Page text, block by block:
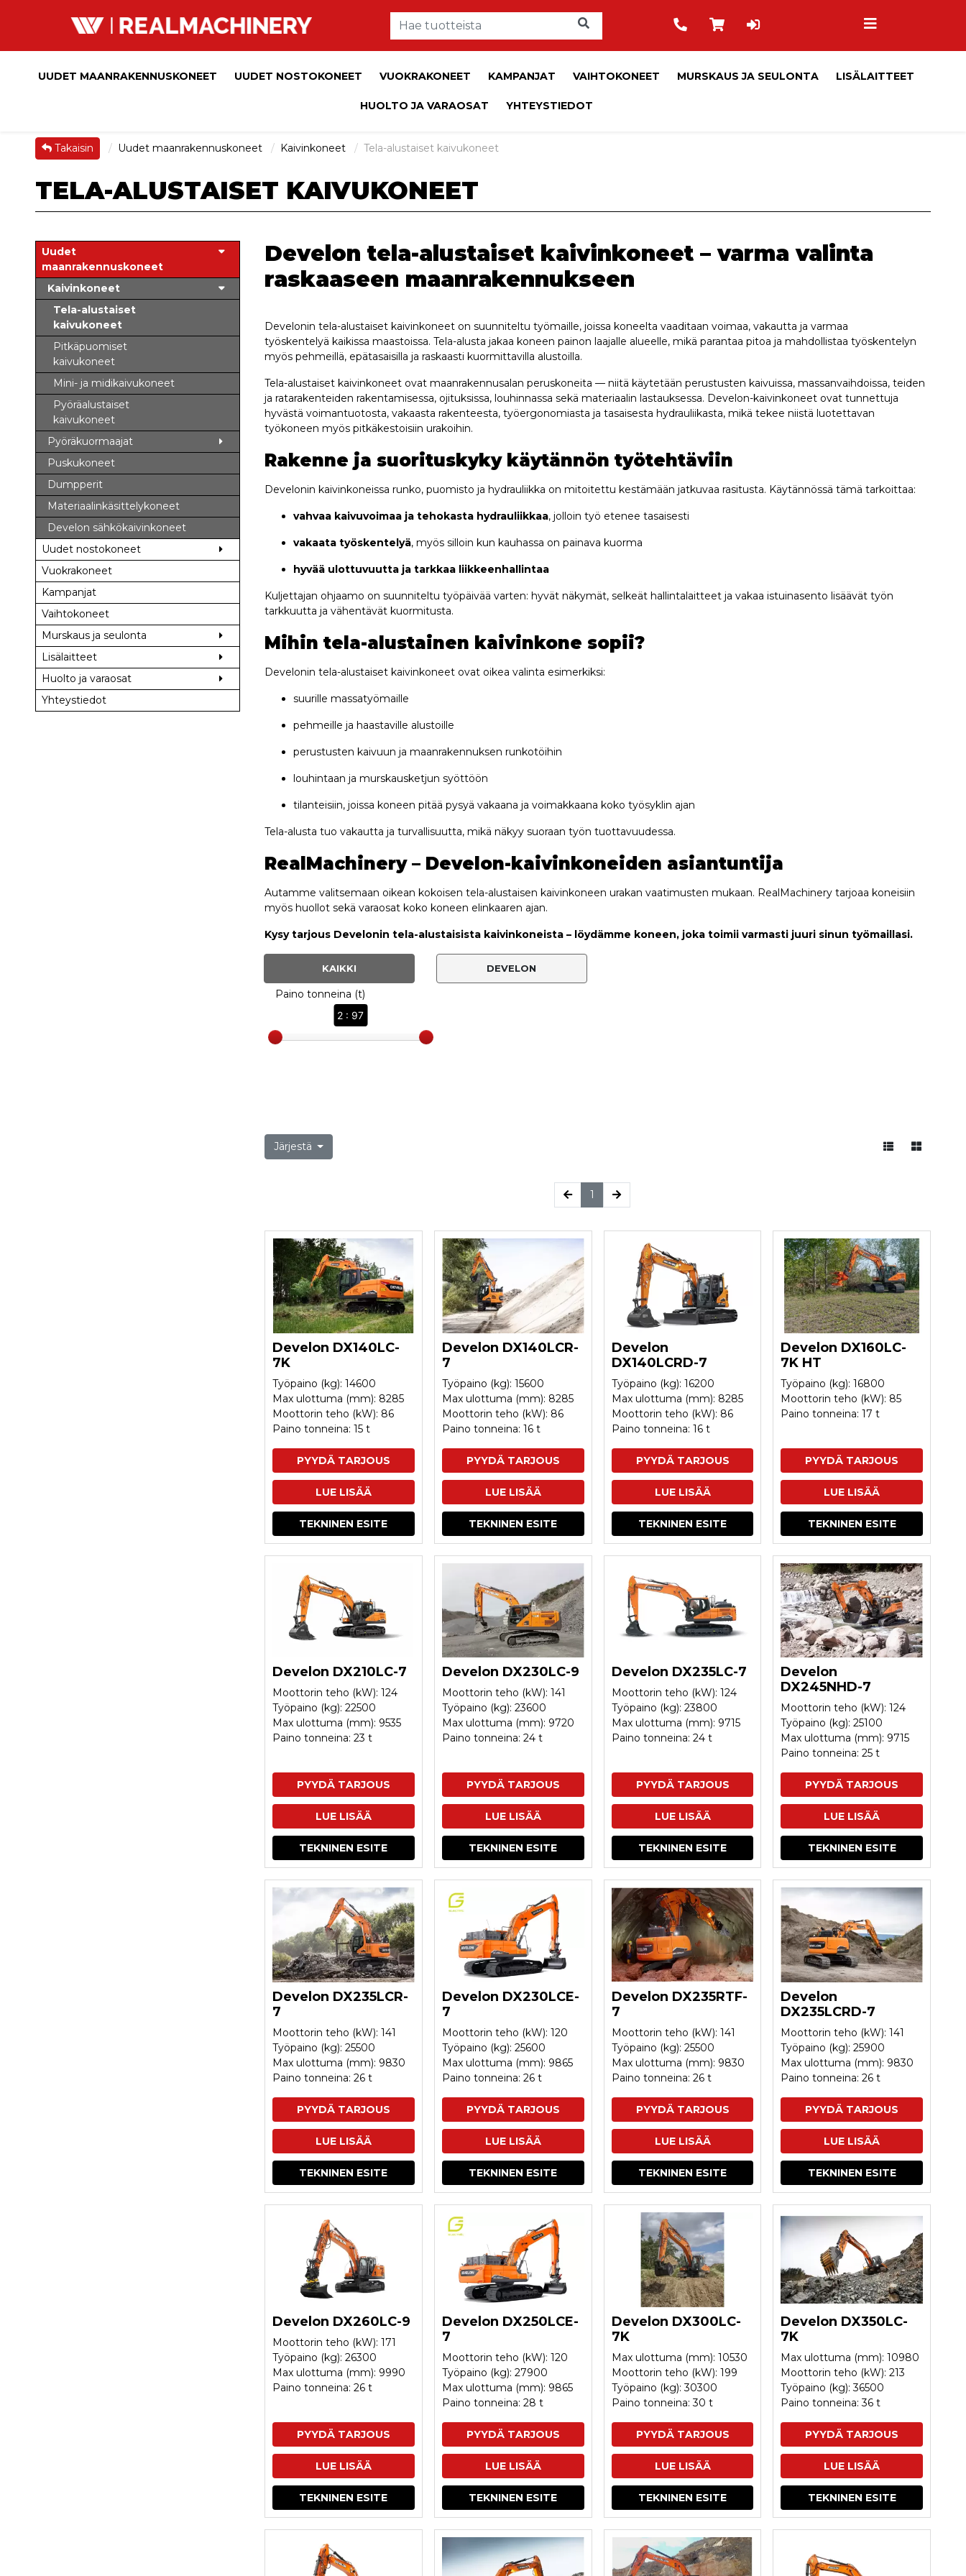
UUDET MAANRAKENNUSKONEET UUDET NOSTOKONEET VUOKRAKONEET KAMPANJAT VAIHTOKONEET MURSKAUS JA SEULONTA LISÄLAITTEET
HUOLTO JA VARAOSAT YHTEYSTIEDOT
Takaisin Uudet maanrakennuskoneet Kaivinkoneet Tela-alustaiset kaivukoneet
TELA-ALUSTAISET KAIVUKONEET
Develon tela-alustaiset kaivinkoneet – varma valinta
raskaaseen maanrakennukseen
Develonin tela-alustaiset kaivinkoneet on suunniteltu työmaille, joissa koneelta vaaditaan voimaa, vakautta ja varmaa
työskentelyä kaikissa maastoissa. Tela-alusta jakaa koneen painon laajalle alueelle, mikä parantaa pitoa ja mahdollistaa työskentelyn
myös pehmeillä, epätasaisilla ja raskaasti kuormittavilla alustoilla.
Tela-alustaiset kaivinkoneet ovat maanrakennusalan peruskoneita — niitä käytetään perustusten kaivuissa, massanvaihdoissa, teiden
ja ratarakenteiden rakentamisessa, ojituksissa, louhinnassa sekä materiaalin lastauksessa. Develon-kaivinkoneet ovat tunnettuja
hyvästä voimantuotosta, vakaasta rakenteesta, työergonomiasta ja tasaisesta hydrauliikasta, mikä tekee niistä luotettavan
työkoneen myös pitkäkestoisiin urakoihin.
Rakenne ja suorituskyky käytännön työtehtäviin
Develonin kaivinkoneissa runko, puomisto ja hydrauliikka on mitoitettu kestämään jatkuvaa rasitusta. Käytännössä tämä tarkoittaa:
vahvaa kaivuvoimaa ja tehokasta hydrauliikkaa, jolloin työ etenee tasaisesti
vakaata työskentelyä, myös silloin kun kauhassa on painava kuorma
hyvää ulottuvuutta ja tarkkaa liikkeenhallintaa
Kuljettajan ohjaamo on suunniteltu työpäivää varten: hyvät näkymät, selkeät hallintalaitteet ja vakaa istuinasento lisäävät työn
tarkkuutta ja vähentävät kuormitusta.
Mihin tela-alustainen kaivinkone sopii?
Develonin tela-alustaiset kaivinkoneet ovat oikea valinta esimerkiksi:
suurille massatyömaille
pehmeille ja haastaville alustoille
perustusten kaivuun ja maanrakennuksen runkotöihin
louhintaan ja murskausketjun syöttöön
tilanteisiin, joissa koneen pitää pysyä vakaana ja voimakkaana koko työsyklin ajan
Tela-alusta tuo vakautta ja turvallisuutta, mikä näkyy suoraan työn tuottavuudessa.
RealMachinery – Develon-kaivinkoneiden asiantuntija
Autamme valitsemaan oikean kokoisen tela-alustaisen kaivinkoneen urakan vaatimusten mukaan. RealMachinery tarjoaa koneisiin
myös huollot sekä varaosat koko koneen elinkaaren ajan.
Kysy tarjous Develonin tela-alustaisista kaivinkoneista – löydämme koneen, joka toimii varmasti juuri sinun työmaillasi.
KAIKKI DEVELON
Paino tonneina (t)
2 : 97
Järjestä
1 (current)
Develon DX140LC-
7K
Työpaino (kg): 14600
Max ulottuma (mm): 8285
Moottorin teho (kW): 86
Paino tonneina: 15 t
PYYDÄ TARJOUS
LUE LISÄÄ
TEKNINEN ESITE
Develon DX140LCR-
7
Työpaino (kg): 15600
Max ulottuma (mm): 8285
Moottorin teho (kW): 86
Paino tonneina: 16 t
PYYDÄ TARJOUS
LUE LISÄÄ
TEKNINEN ESITE
Develon
DX140LCRD-7
Työpaino (kg): 16200
Max ulottuma (mm): 8285
Moottorin teho (kW): 86
Paino tonneina: 16 t
PYYDÄ TARJOUS
LUE LISÄÄ
TEKNINEN ESITE
Develon DX160LC-
7K HT
Työpaino (kg): 16800
Moottorin teho (kW): 85
Paino tonneina: 17 t
PYYDÄ TARJOUS
LUE LISÄÄ
TEKNINEN ESITE
Develon DX210LC-7
Moottorin teho (kW): 124
Työpaino (kg): 22500
Max ulottuma (mm): 9535
Paino tonneina: 23 t
PYYDÄ TARJOUS
LUE LISÄÄ
TEKNINEN ESITE
Develon DX230LC-9
Moottorin teho (kW): 141
Työpaino (kg): 23600
Max ulottuma (mm): 9720
Paino tonneina: 24 t
PYYDÄ TARJOUS
LUE LISÄÄ
TEKNINEN ESITE
Develon DX235LC-7
Moottorin teho (kW): 124
Työpaino (kg): 23800
Max ulottuma (mm): 9715
Paino tonneina: 24 t
PYYDÄ TARJOUS
LUE LISÄÄ
TEKNINEN ESITE
Develon
DX245NHD-7
Moottorin teho (kW): 124
Työpaino (kg): 25100
Max ulottuma (mm): 9715
Paino tonneina: 25 t
PYYDÄ TARJOUS
LUE LISÄÄ
TEKNINEN ESITE
Develon DX235LCR-
7
Moottorin teho (kW): 141
Työpaino (kg): 25500
Max ulottuma (mm): 9830
Paino tonneina: 26 t
PYYDÄ TARJOUS
LUE LISÄÄ
TEKNINEN ESITE
Develon DX230LCE-
7
Moottorin teho (kW): 120
Työpaino (kg): 25600
Max ulottuma (mm): 9865
Paino tonneina: 26 t
PYYDÄ TARJOUS
LUE LISÄÄ
TEKNINEN ESITE
Develon DX235RTF-
7
Moottorin teho (kW): 141
Työpaino (kg): 25500
Max ulottuma (mm): 9830
Paino tonneina: 26 t
PYYDÄ TARJOUS
LUE LISÄÄ
TEKNINEN ESITE
Develon
DX235LCRD-7
Moottorin teho (kW): 141
Työpaino (kg): 25900
Max ulottuma (mm): 9830
Paino tonneina: 26 t
PYYDÄ TARJOUS
LUE LISÄÄ
TEKNINEN ESITE
Develon DX260LC-9
Moottorin teho (kW): 171
Työpaino (kg): 26300
Max ulottuma (mm): 9990
Paino tonneina: 26 t
PYYDÄ TARJOUS
LUE LISÄÄ
TEKNINEN ESITE
Develon DX250LCE-
7
Moottorin teho (kW): 120
Työpaino (kg): 27900
Max ulottuma (mm): 9865
Paino tonneina: 28 t
PYYDÄ TARJOUS
LUE LISÄÄ
TEKNINEN ESITE
Develon DX300LC-
7K
Max ulottuma (mm): 10530
Moottorin teho (kW): 199
Työpaino (kg): 30300
Paino tonneina: 30 t
PYYDÄ TARJOUS
LUE LISÄÄ
TEKNINEN ESITE
Develon DX350LC-
7K
Max ulottuma (mm): 10980
Moottorin teho (kW): 213
Työpaino (kg): 36500
Paino tonneina: 36 t
PYYDÄ TARJOUS
LUE LISÄÄ
TEKNINEN ESITE
Uudet
maanrakennuskoneet
Kaivinkoneet
Tela-alustaiset
kaivukoneet
Pitkäpuomiset
kaivukoneet
Mini- ja midikaivukoneet
Pyöräalustaiset
kaivukoneet
Pyöräkuormaajat
Puskukoneet
Dumpperit
Materiaalinkäsittelykoneet
Develon sähkökaivinkoneet
Uudet nostokoneet
Vuokrakoneet
Kampanjat
Vaihtokoneet
Murskaus ja seulonta
Lisälaitteet
Huolto ja varaosat
Yhteystiedot